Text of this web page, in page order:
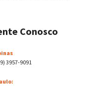
Conosco
3957-9091